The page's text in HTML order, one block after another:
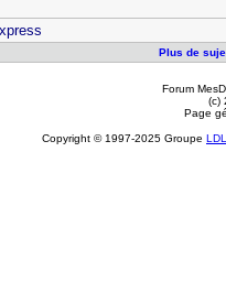
Plus de
Forum
(c)
Page
Copyright © 1997-2025 Groupe